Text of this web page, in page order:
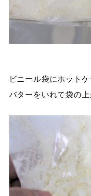
ビニール袋にホット
バターをいれて袋の上